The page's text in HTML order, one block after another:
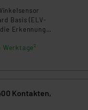
Basis (ELV-
Erkennung
Kontakten,